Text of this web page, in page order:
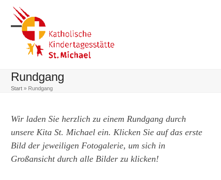
Skip
content
Open
mobile
menu
Close
mobile
menu
Rundgang
Start » Rundgang
Wir laden Sie herzlich zu einem Rundgang durch
unsere Kita St. Michael ein. Klicken Sie auf das erste
Bild der jeweiligen Fotogalerie, um sich in
Großansicht durch alle Bilder zu klicken!